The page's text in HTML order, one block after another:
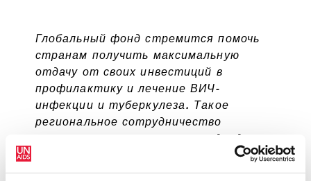
Глобальный фонд стремится помочь
странам получить максимальную
отдачу от своих инвестиций в
профилактику и лечение ВИЧ-
инфекции и туберкулеза. Такое
региональное сотрудничество
достижению масштабной экономии и
обеспечению доступа к жизненно